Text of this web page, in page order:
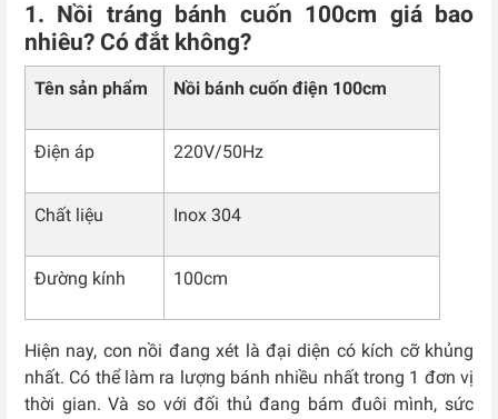
1. Nồi tráng bánh cuốn 100cm giá bao
nhiêu? Có đắt không?
Tên sản phẩm Nồi bánh cuốn điện 100cm
Điện áp 220V/50Hz
Chất liệu Inox 304
Đường kính 100cm
Hiện nay, con nồi đang xét là đại diện có kích cỡ khủng
nhất. Có thể làm ra lượng bánh nhiều nhất trong 1 đơn vị
thời gian. Và so với đối thủ đang bám đuôi mình, sức